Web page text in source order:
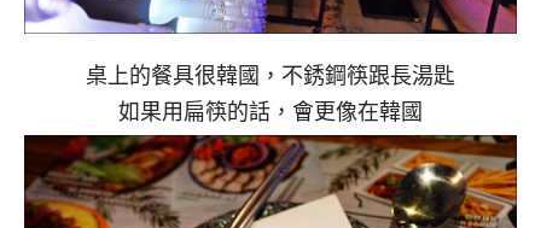
桌上的餐具很韓國，不銹鋼筷跟長湯匙
如果用扁筷的話，會更像在韓國